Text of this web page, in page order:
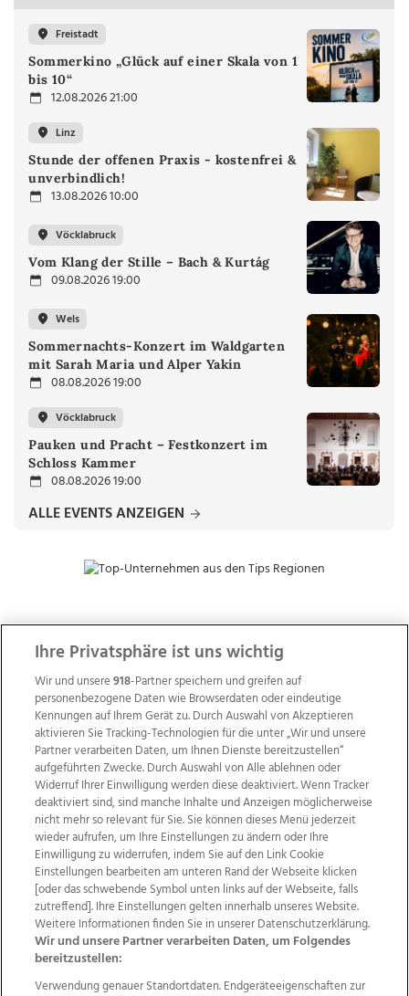
Freistadt
Sommerkino „Glück auf einer Skala von 1
bis 10“
12.08.2026 21:00
Linz
Stunde der offenen Praxis - kostenfrei &
unverbindlich!
13.08.2026 10:00
Vöcklabruck
Vom Klang der Stille – Bach & Kurtág
09.08.2026 19:00
Wels
Sommernachts-Konzert im Waldgarten
mit Sarah Maria und Alper Yakin
08.08.2026 19:00
Vöcklabruck
Pauken und Pracht – Festkonzert im
Schloss Kammer
08.08.2026 19:00
ALLE EVENTS ANZEIGEN
ZUR NACHRICHTENÜBERSICHT
Wir über uns Mediadaten Kontakt
Jobs
Datenschutz
Impressum
AGB Anzeigekunden
AGB Website
Ehrenkodex Politische Werbung
Ihre Privatsphäre ist uns wichtig
Wir und unsere918-Partner speichern und greifen auf
personenbezogene Daten wie Browserdaten oder eindeutige
Kennungen auf Ihrem Gerät zu. Durch Auswahl von Akzeptieren
aktivieren Sie Tracking-Technologien für die unter „Wir und unsere
Partner verarbeiten Daten, um Ihnen Dienste bereitzustellen“
aufgeführten Zwecke. Durch Auswahl von Alle ablehnen oder
Widerruf Ihrer Einwilligung werden diese deaktiviert. Wenn Tracker
deaktiviert sind, sind manche Inhalte und Anzeigen möglicherweise
nicht mehr so relevant für Sie. Sie können dieses Menü jederzeit
wieder aufrufen, um Ihre Einstellungen zu ändern oder Ihre
Einwilligung zu widerrufen, indem Sie auf den Link Cookie
Einstellungen bearbeiten am unteren Rand der Webseite klicken
[oder das schwebende Symbol unten links auf der Webseite, falls
zutreffend]. Ihre Einstellungen gelten innerhalb unseres Website.
Weitere Informationen finden Sie in unserer Datenschutzerklärung.
Wir und unsere Partner verarbeiten Daten, um Folgendes
bereitzustellen:
Verwendung genauer Standortdaten. Endgeräteeigenschaften zur